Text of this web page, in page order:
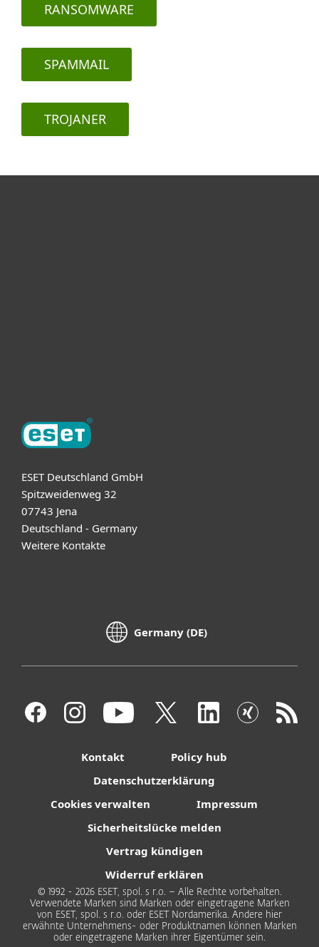
RANSOMWARE
SPAMMAIL
TROJANER
ESET Deutschland GmbH
Spitzweidenweg 32
07743 Jena
Deutschland - Germany
Weitere Kontakte
Germany (DE)
Kontakt
Policy hub
Datenschutzerklärung
Cookies verwalten
Impressum
Sicherheitslücke melden
Vertrag kündigen
Widerruf erklären
© 1992 - 2026 ESET, spol. s r.o. – Alle Rechte vorbehalten.
Verwendete Marken sind Marken oder eingetragene Marken
von ESET, spol. s r.o. oder ESET Nordamerika. Andere hier
erwähnte Unternehmens- oder Produktnamen können Marken
oder eingetragene Marken ihrer Eigentümer sein.